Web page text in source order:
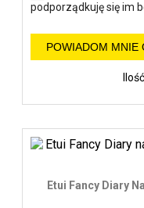
podporządkuję się im
POWIADOM MNIE
Etui Fancy Diary